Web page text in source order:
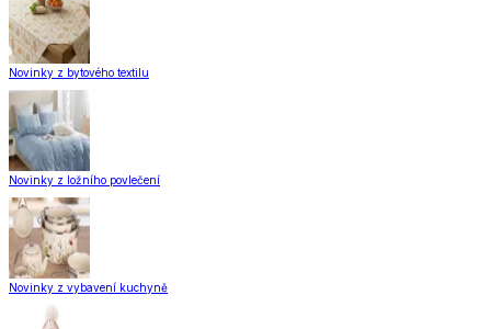
Novinky z bytového textilu
Novinky z ložního povlečení
Novinky z vybavení kuchyně